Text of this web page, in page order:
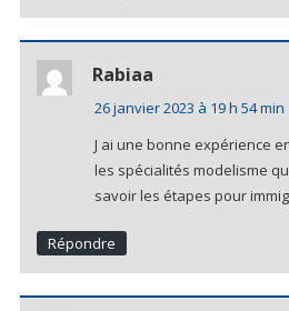
Rabiaa
26 janvier 2023 à 19 h 54 min
J ai une bonne expérience
les spécialités modelisme
savoir les étapes pour
Répondre